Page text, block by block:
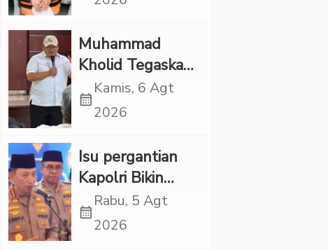
Muhammad
Kholid Tegaskan
Propaganda
LGBT Harus
Minta Negara
Melindungi
Korban
calendar_month
Kamis, 6 Agt
2026
Isu pergantian
Kapolri Bikin
Panas, JMP Puji
Respons Jenderal
calendar_month
Rabu, 5 Agt
2026